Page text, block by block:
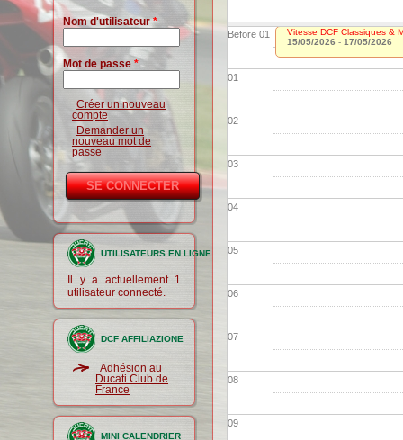
Nom d'utilisateur*
Mot de passe *
Créer un nouveau
compte
Demander un
nouveau mot de
passe
UTILISATEURS EN LIGNE
Il y a actuellement 1
utilisateur connecté.
DCF AFFILIAZIONE
Adhésion au
Ducati Club de
France
MINI CALENDRIER
Before 01
01
02
03
04
05
06
07
08
09
Vitesse DCF Classiques &
15/05/2026 - 17/05/2026